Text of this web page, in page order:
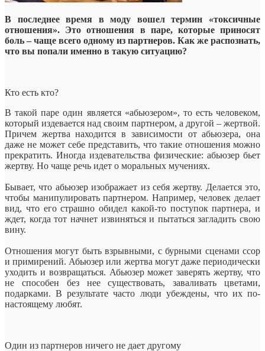
В последнее время в моду вошел термин «токсичные
отношения». Это отношения в паре, которые приносят
боль – чаще всего одному из партнеров. Как же распознать,
что вы попали именно в такую ситуацию?
Кто есть кто?
В такой паре один является «абьюзером», то есть человеком,
который издевается над своим партнером, а другой – жертвой.
Причем жертва находится в зависимости от абьюзера, она
даже не может себе представить, что такие отношения можно
прекратить. Иногда издевательства физические: абьюзер бьет
жертву. Но чаще речь идет о моральных мучениях.
Бывает, что абьюзер изображает из себя жертву. Делается это,
чтобы манипулировать партнером. Например, человек делает
вид, что его страшно обидел какой-то поступок партнера, и
ждет, когда тот начнет извиняться и пытаться загладить свою
вину.
Отношения могут быть взрывными, с бурными сценами ссор
и примирений. Абьюзер или жертва могут даже периодически
уходить и возвращаться. Абьюзер может заверять жертву, что
не способен без нее существовать, заваливать цветами,
подарками. В результате часто люди убеждены, что их по-
настоящему любят.
Один из партнеров ничего не дает другому